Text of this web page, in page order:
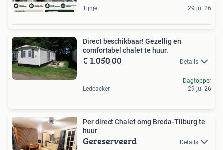
Tijnje 29 jul 26
Direct beschikbaar! Gezellig en
comfortabel chalet te huur.
€ 1.050,00 Details
Ledeacker
Dagtopper
29 jul 26
Per direct Chalet omg Breda-Tilburg te
huur
Gereserveerd Details